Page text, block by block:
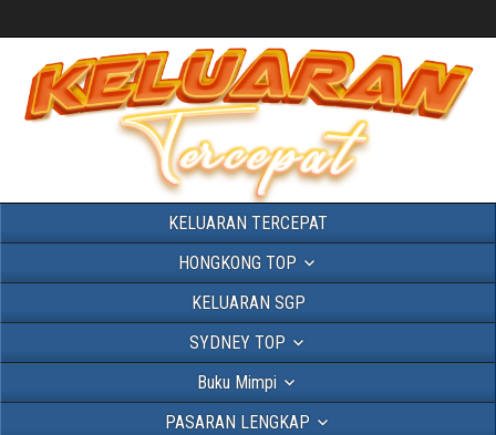
KELUARAN TERCEPAT
HONGKONG TOP
KELUARAN SGP
SYDNEY TOP
Buku Mimpi
PASARAN LENGKAP